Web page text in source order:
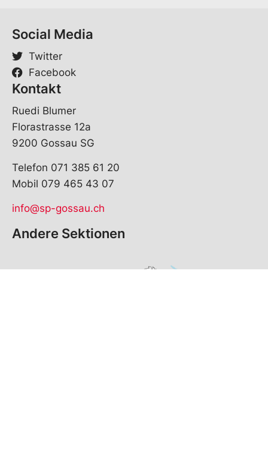
Social Media
Twitter
Facebook
Kontakt
Ruedi Blumer
Florastrasse 12a
9200 Gossau SG
Telefon 071 385 61 20
Mobil 079 465 43 07
info@sp-gossau.ch
Andere Sektionen